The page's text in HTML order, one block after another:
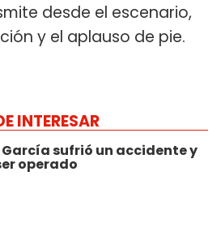
desde el escenario,
y el aplauso de pie.
INTERESAR
sufrió un accidente y
operado